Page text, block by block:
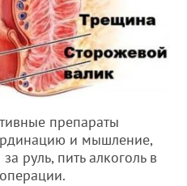
препараты
и мышление,
руль, пить алкоголь в